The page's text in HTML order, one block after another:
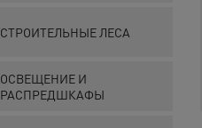
СТРОИТЕЛЬНЫЕ ЛЕСА
ОСВЕЩЕНИЕ И
РАСПРЕДШКАФЫ